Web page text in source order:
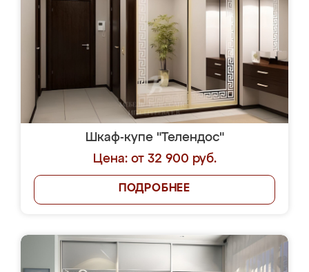
Шкаф-купе "Телендос"
Цена: от 32 900 руб.
ПОДРОБНЕЕ